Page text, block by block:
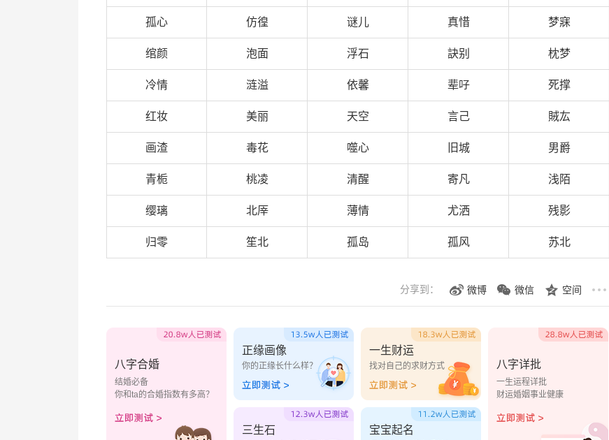
孤心 仿徨 谜儿 真惜 梦寐
绾颜 泡面 浮石 訣别 枕梦
冷情 涟溢 依馨 辈吇 死撑
红妆 美丽 天空 言己 賊厷
画渣 毒花 噬心 旧城 男爵
青栀 桃凌 清醒 寄凡 浅陌
缨璃 北厗 薄情 尤洒 残影
归零 笙北 孤岛 孤风 苏北
分享到： 微博 微信 空间
八字合婚
结婚必备
你和ta的合婚指数有多高？
正缘画像
你的正缘长什么样？
一生财运
找对自己的求财方式
三生石 宝宝起名
八字详批
一生运程详批
财运婚姻事业健康